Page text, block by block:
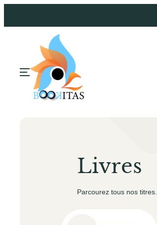
Livres
Parcourez tous nos titres.